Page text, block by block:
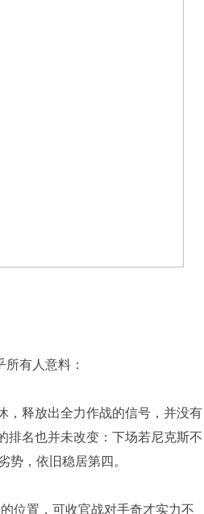
有人意料：
，释放出全力作战的信号，并没有
排名也并未改变：下场若尼克斯不
，依旧稳居第四。
位置，可收官战对手奇才实力不